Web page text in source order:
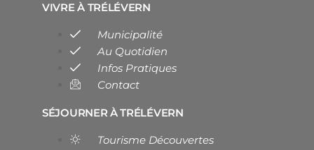
VIVRE À TRÉLÉVERN
Municipalité
Au Quotidien
Infos Pratiques
Contact
SÉJOURNER À TRÉLÉVERN
Tourisme Découvertes